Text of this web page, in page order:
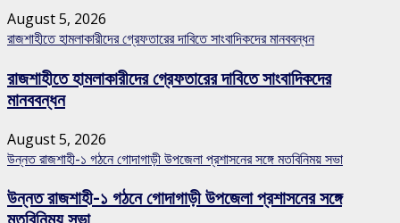
August 5, 2026
রাজশাহীতে হামলাকারীদের গ্রেফতারের দাবিতে সাংবাদিকদের মানববন্ধন
রাজশাহীতে হামলাকারীদের গ্রেফতারের দাবিতে সাংবাদিকদের
মানববন্ধন
August 5, 2026
উন্নত রাজশাহী-১ গঠনে গোদাগাড়ী উপজেলা প্রশাসনের সঙ্গে মতবিনিময় সভা
উন্নত রাজশাহী-১ গঠনে গোদাগাড়ী উপজেলা প্রশাসনের সঙ্গে